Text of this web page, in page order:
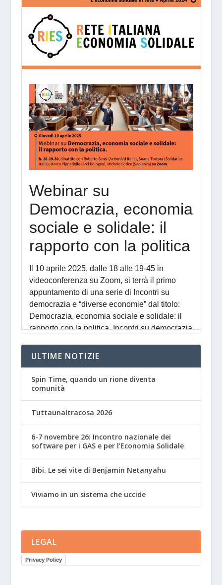
ULTIME NOTIZIE
Spin Time, quando un rione diventa
comunità
Tuttaunaltracosa 2026
6-7 novembre 26: Incontro nazionale dei
software per i GAS e per l’Economia Solidale
Bibi. Le sei vite di Benjamin Netanyahu
Viviamo in un sistema che uccide
LEGAL
Privacy Policy